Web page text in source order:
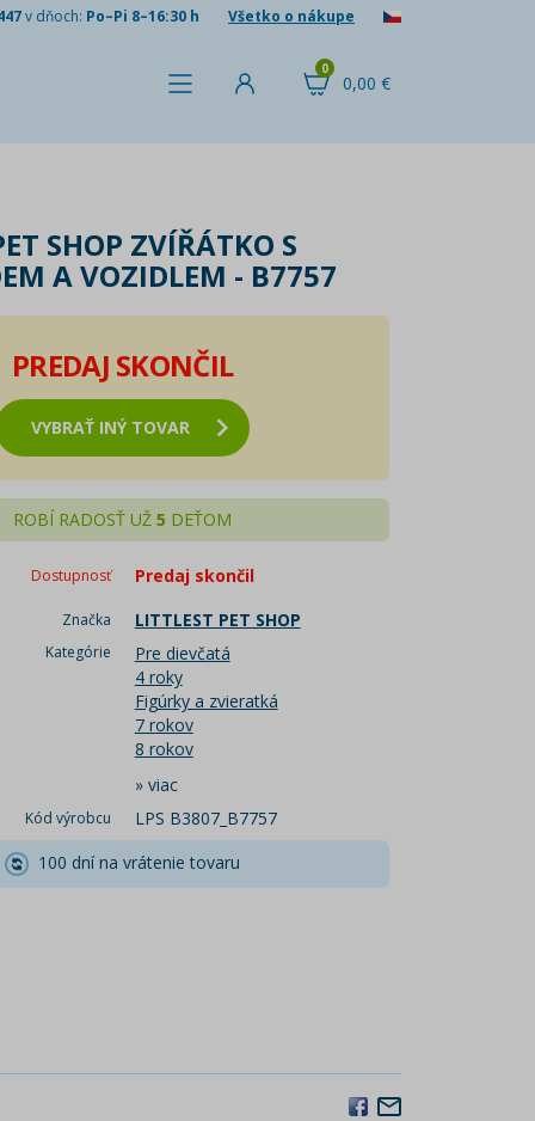
v dňoch: Po–Pi 8–16:30 h Všetko o nákupe
0,00 €
0
SHOP ZVÍŘÁTKO S
A VOZIDLEM - B7757
PREDAJ SKONČIL
VYBRAŤ INÝ TOVAR
ROBÍ RADOSŤ UŽ5 DEŤOM
Dostupnosť Predaj skončil
Značka LITTLEST PET SHOP
Kategórie
Pre dievčatá
4 roky
Figúrky a zvieratká
7 rokov
8 rokov
» viac
Kód výrobcu
LPS B3807_B7757
100 dní na vrátenie tovaru